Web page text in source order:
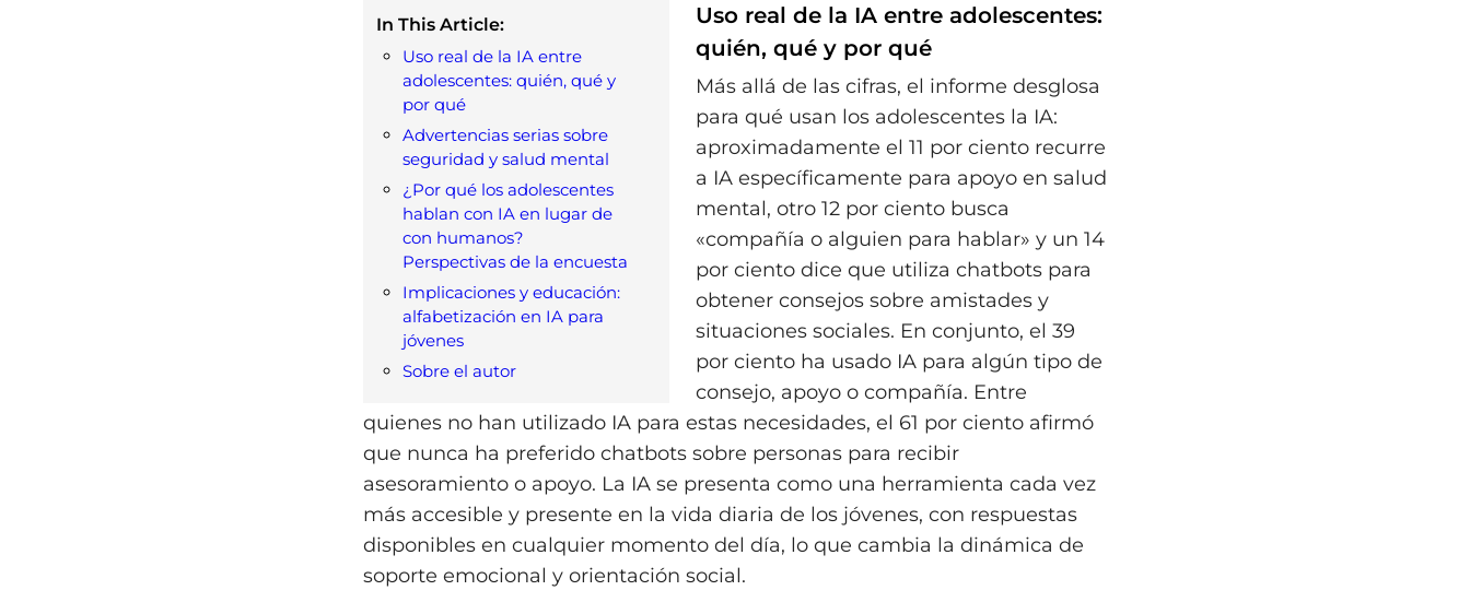
In This Article:
Uso real de la IA entre
adolescentes: quién, qué y
por qué
Advertencias serias sobre
seguridad y salud mental
¿Por qué los adolescentes
hablan con IA en lugar de
con humanos?
Perspectivas de la encuesta
Implicaciones y educación:
alfabetización en IA para
jóvenes
Sobre el autor
Uso real de la IA entre adolescentes:
quién, qué y por qué
Más allá de las cifras, el informe desglosa
para qué usan los adolescentes la IA:
aproximadamente el 11 por ciento recurre
a IA específicamente para apoyo en salud
mental, otro 12 por ciento busca
«compañía o alguien para hablar» y un 14
por ciento dice que utiliza chatbots para
obtener consejos sobre amistades y
situaciones sociales. En conjunto, el 39
por ciento ha usado IA para algún tipo de
consejo, apoyo o compañía. Entre
quienes no han utilizado IA para estas necesidades, el 61 por ciento afirmó
que nunca ha preferido chatbots sobre personas para recibir
asesoramiento o apoyo. La IA se presenta como una herramienta cada vez
más accesible y presente en la vida diaria de los jóvenes, con respuestas
disponibles en cualquier momento del día, lo que cambia la dinámica de
soporte emocional y orientación social.